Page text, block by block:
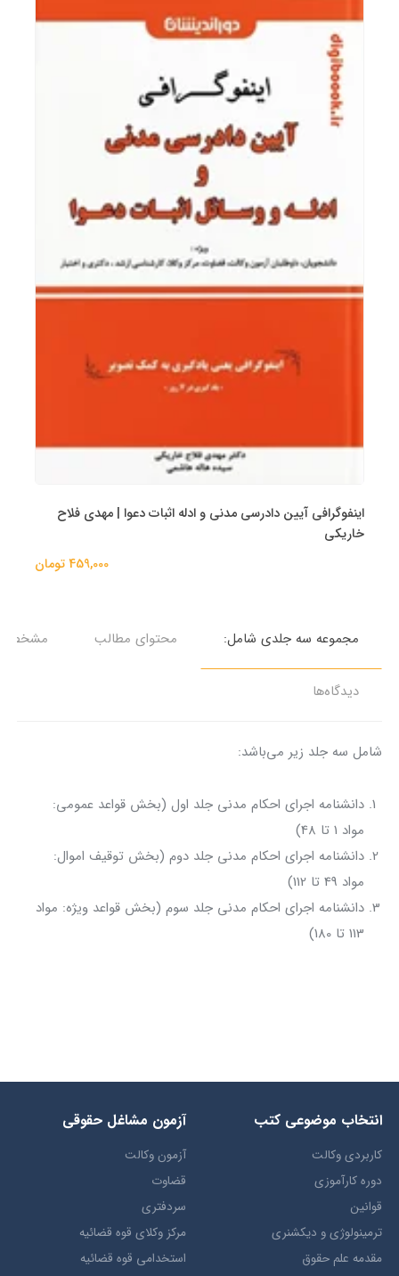
اینفوگرافی آیین دادرسی مدنی و ادله اثبات دعوا | مهدی فلاح
خاریکی
459,000 تومان
مجموعه سه جلدی شامل: محتوای مطالب
دیدگاه‌ها
شامل سه جلد زیر می‌باشد:
دانشنامه اجرای احکام مدنی جلد اول (بخش قواعد عمومی:
مواد 1 تا 48)
دانشنامه اجرای احکام مدنی جلد دوم (بخش توقیف اموال:
مواد 49 تا 112)
دانشنامه اجرای احکام مدنی جلد سوم (بخش قواعد ویژه: مواد
113 تا 180)
انتخاب​ موضوعي​ کتب
کاربردی وکالت
دوره کارآموزی
قوانین
ترمينولوژي و ديکشنري
مقدمه علم حقوق
آزمون مشاغل حقوقی
آزمون وکالت
قضاوت
سردفتری
مرکز وکلای قوه قضائیه
استخدامی قوه قضائیه